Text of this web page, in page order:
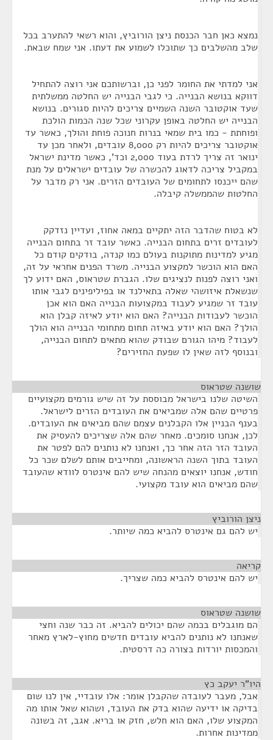
נמצא כאן חבר הכנסת ניצן הורוביץ, והוא רשאי להתערב בכל
שלב מהשלבים כך שתוכלו לשמוע את דעתו. אני שמח שבאת.
אני למדתי את החומר לפני כן, וברשותכם אני רוצה להתחיל
דווקא בנושא הבנייה. כי לגבי הבנייה יש החלטה ממשלתית
שעד אוקטובר השנה השמיים צריכים להיות סגורים. בנושא
הבנייה יש החלטה באופן עקרוני שכל שנה הכמות הולכת
ופוחתת - כמו בית שמאי בנרות חנוכה פוחת והולך, כאשר עד
אוקטובר צריכים להיות רק 8,000 עובדים, ולאחר מכן עד
ינואר זה צריך לרדת בעוד 2,000 וכד', כאשר מדינת ישראל
במקביל צריכה לדאוג להכשרה של עובדים ישראלים על מנת
שהם ייכנסו לתחומים של העובדים הזרים. אני רק מדבר על
החלטות שהממשלה קיבלה.
לא בטוח שהדבר הזה יתקיים במאה אחוז, ועדיין נזדקק
לעובדים זרים בתחום הבנייה. כאשר עובד זר בתחום הבנייה
מגיע למדינות מתוקנות בעולם כמו קנדה, בודקים קודם כל
האם הוא הוכשר למקצוע הבנייה. משרד הפנים אחראי על זה,
ואני רוצה לפנות לנציגים שלו. הגברת שטראוס, האם ידוע לך
שנשאלת איזושהי שאלה בתאילנד או בפיליפינים לגבי אותו
עובד זר שמגיע לעבוד במקצועות הבנייה האם הוא אכן
הוכשר לעבודות הבנייה? האם הוא יודע לאיזה קבלן הוא
הולך? האם הוא יודע באיזה תחום מתחומי הבנייה הוא הולך
לעבוד? מיהו הגורם שבודק שהוא מתאים לתחום הבנייה,
ובנוסף לזה שאין לו שפעת החזירים?
שושנה שטראוס
השיטה שלנו בישראל מבוססת על זה שיש גורמים מקצועיים
פרטיים שהם אלה שמביאים את העובדים הזרים לישראל.
בענף הבניין אלו הקבלנים עצמם שהם מביאים את העובדים.
לכן, אנחנו סומכים. מאחר שהם אלה שצריכים להעסיק את
העובד הזר הזה אחר כך, ואנחנו לא נותנים להם לפטר את
העובד בתוך השנה הראשונה, ומחייבים אותם לשלם שכר כל
חודש, אנחנו יוצאים מהנחה שיש להם אינטרס לוודא שהעובד
שהם מביאים הוא עובד מקצועי.
ניצן הורוביץ
יש להם גם אינטרס להביא כמה שיותר.
קריאה
יש להם אינטרס להביא כמה שצריך.
שושנה שטראוס
הם מוגבלים בכמה שהם יכולים להביא. זה כבר שנה וחצי
שאנחנו לא נותנים להביא עובדים חדשים מחוץ-לארץ מאחר
והמכסות יורדות בצורה כה דרסטית.
היו"ר יעקב כץ
אבל, מעבר לעובדה שהקבלן אומר: אלו עובדיי, אין לנו שום
בדיקה או ידיעה שהוא בדק את העובד, ושהוא שאל אותו מה
המקצוע שלו, האם הוא חלש, חזק או בריא. אגב, זה בשונה
ממדינות אחרות.